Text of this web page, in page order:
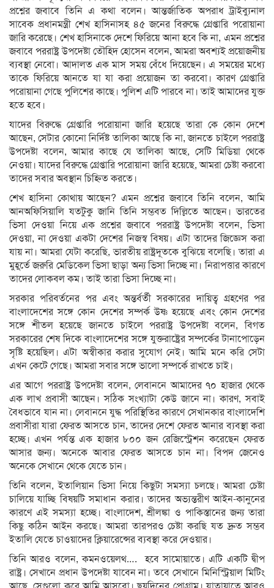
প্রশ্নের জবাবে তিনি এ কথা বলেন। আন্তর্জাতিক অপরাধ ট্রাইব্যুনাল
সাবেক প্রধানমন্ত্রী শেখ হাসিনাসহ ৪৫ জনের বিরুদ্ধে গ্রেপ্তারি পরোয়ানা
জারি করেছে। শেখ হাসিনাকে দেশে ফিরিয়ে আনা হবে কি না, এমন প্রশ্নের
জবাবে পররাষ্ট্র উপদেষ্টা তৌহিদ হোসেন বলেন, আমরা অবশ্যই প্রয়োজনীয়
ব্যবস্থা নেবো। আদালত এক মাস সময় বেঁধে দিয়েছেন। এ সময়ের মধ্যে
তাকে ফিরিয়ে আনতে যা যা করা প্রয়োজন তা করবো। কারণ গ্রেপ্তারি
পরোয়ানা গেছে পুলিশের কাছে। পুলিশ এটি পারবে না। তাই আমাদের যুক্ত
হতে হবে।
যাদের বিরুদ্ধে গ্রেপ্তারি পরোয়ানা জারি হয়েছে তারা কে কোন দেশে
আছেন, সেটার কোনো নির্দিষ্ট তালিকা আছে কি না, জানতে চাইলে পররাষ্ট্র
উপদেষ্টা বলেন, আমার কাছে যে তালিকা আছে, সেটি মিডিয়া থেকে
নেওয়া। যাদের বিরুদ্ধে গ্রেপ্তারি পরোয়ানা জারি হয়েছে, আমরা চেষ্টা করবো
তাদের সবার অবস্থান চিহ্নিত করতে।
শেখ হাসিনা কোথায় আছেন? এমন প্রশ্নের জবাবে তিনি বলেন, আমি
আনঅফিসিয়ালি যতটুকু জানি তিনি সম্ভবত দিল্লিতে আছেন। ভারতের
ভিসা দেওয়া নিয়ে এক প্রশ্নের জবাবে পররাষ্ট্র উপদেষ্টা বলেন, ভিসা
দেওয়া, না দেওয়া একটা দেশের নিজস্ব বিষয়। এটা তাদের জিজ্ঞেস করা
যায় না। আমরা যেটা করেছি, ভারতীয় রাষ্ট্রদূতকে বুঝিয়ে বলেছি। তারা এ
মুহূর্তে জরুরি মেডিকেল ভিসা ছাড়া অন্য ভিসা দিচ্ছে না। নিরাপত্তার কারণে
তাদের লোকবল কম। তাই তারা ভিসা দিচ্ছে না।
সরকার পরিবর্তনের পর এবং অন্তর্বর্তী সরকারের দায়িত্ব গ্রহণের পর
বাংলাদেশের সঙ্গে কোন দেশের সম্পর্ক উষ্ণ হয়েছে এবং কোন দেশের
সঙ্গে শীতল হয়েছে জানতে চাইলে পররাষ্ট্র উপদেষ্টা বলেন, বিগত
সরকারের শেষ দিকে বাংলাদেশের সঙ্গে যুক্তরাষ্ট্রের সম্পর্কের টানাপোড়েন
সৃষ্টি হয়েছিল। এটা অস্বীকার করার সুযোগ নেই। আমি মনে করি সেটা
এখন কেটে গেছে। আমরা সবার সঙ্গে ভালো সম্পর্কে রাখতে চাই।
এর আগে পররাষ্ট্র উপদেষ্টা বলেন, লেবাননে আমাদের ৭০ হাজার থেকে
এক লাখ প্রবাসী আছেন। সঠিক সংখ্যাটা কেউ জানে না। কারণ, সবাই
বৈধভাবে যান না। লেবাননে যুদ্ধ পরিস্থিতির কারণে সেখানকার বাংলাদেশি
প্রবাসীরা যারা ফেরত আসতে চান, তাদের দেশে ফেরত আনার ব্যবস্থা করা
হচ্ছে। এখন পর্যন্ত এক হাজার ৮০০ জন রেজিস্ট্রেশন করেছেন ফেরত
আসার জন্য। অনেকে আবার ফেরত আসতে চান না। বিপদ জেনেও
অনেকে সেখানে থেকে যেতে চান।
তিনি বলেন, ইতালিয়ান ভিসা নিয়ে কিছুটা সমস্যা চলছে। আমরা চেষ্টা
চালিয়ে যাচ্ছি বিষয়টি সমাধান করার। তাদের অভ্যন্তরীণ আইন-কানুনের
কারণে এই সমস্যা হচ্ছে। বাংলাদেশ, শ্রীলঙ্কা ও পাকিস্তানের জন্য তারা
কিছু কঠিন আইন করছে। আমরা তারপরও চেষ্টা করছি যত দ্রুত সম্ভব
ইতালি যেতে চাওয়াদের ক্লিয়ারেন্সের ব্যবস্থা করে দেওয়ার।
তিনি আরও বলেন, কমনওয়েলথ…. হবে সামোয়াতে। এটি একটি দ্বীপ
রাষ্ট্র। সেখানে প্রধান উপদেষ্টা যাবেন না। তবে সেখানে মিনিস্ট্রিয়াল মিটিং